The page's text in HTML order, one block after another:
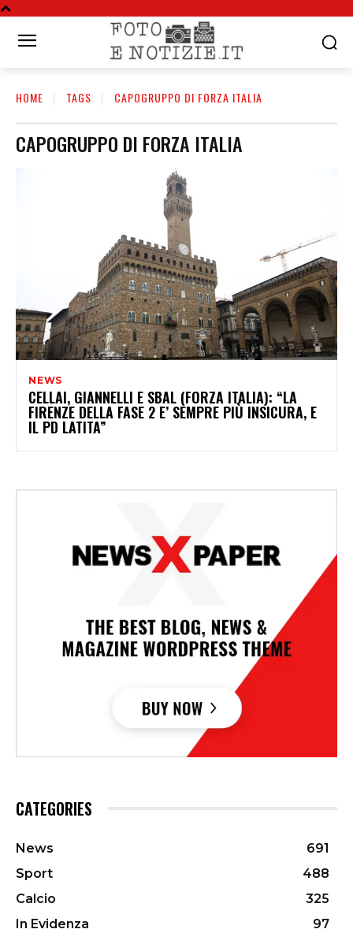
HOME TAGS CAPOGRUPPO DI FORZA ITALIA
CAPOGRUPPO DI FORZA ITALIA
NEWS
CELLAI, GIANNELLI E SBAL (FORZA ITALIA): “LA
FIRENZE DELLA FASE 2 E’ SEMPRE PIÙ INSICURA, E
IL PD LATITA”
CATEGORIES
News
691
Sport
488
Calcio
325
In Evidenza
97